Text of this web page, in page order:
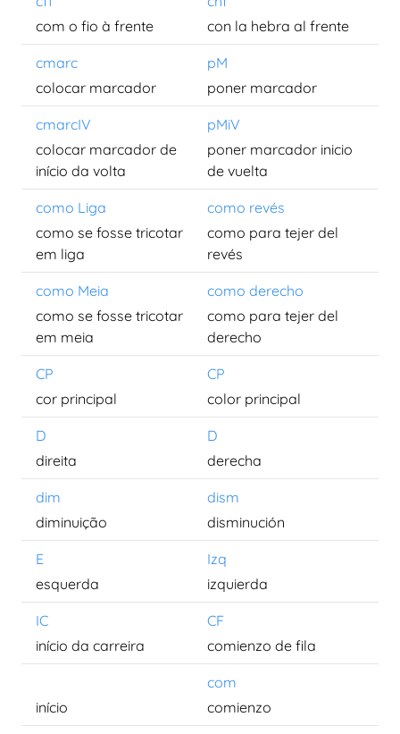
com o fio à frente
con la hebra al frente
cmarc
pM
colocar marcador
poner marcador
cmarcIV
pMiV
colocar marcador de
início da volta
poner marcador inicio
de vuelta
como Liga
como revés
como se fosse tricotar
em liga
como para tejer del
revés
como Meia
como derecho
como se fosse tricotar
em meia
como para tejer del
derecho
CP
CP
cor principal
color principal
D
D
direita
derecha
dim
dism
diminuição
disminución
E
Izq
esquerda
izquierda
IC
CF
início da carreira
comienzo de fila
com
início
comienzo